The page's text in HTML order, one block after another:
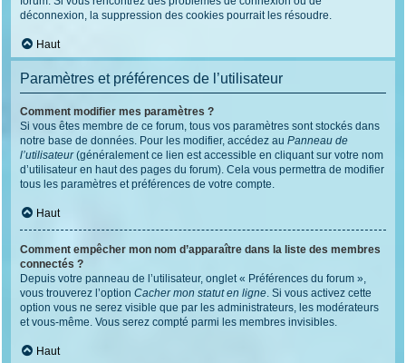
déconnexion, la suppression des cookies pourrait les résoudre.
Haut
Paramètres et préférences de l’utilisateur
Comment modifier mes paramètres ?
Si vous êtes membre de ce forum, tous vos paramètres sont stockés dans
notre base de données. Pour les modifier, accédez au Panneau de
l’utilisateur(généralement ce lien est accessible en cliquant sur votre nom
d’utilisateur en haut des pages du forum). Cela vous permettra de modifier
tous les paramètres et préférences de votre compte.
Haut
Comment empêcher mon nom d’apparaître dans la liste des membres
connectés ?
Depuis votre panneau de l’utilisateur, onglet « Préférences du forum »,
vous trouverez l’option Cacher mon statut en ligne. Si vous activez cette
option vous ne serez visible que par les administrateurs, les modérateurs
et vous-même. Vous serez compté parmi les membres invisibles.
Haut